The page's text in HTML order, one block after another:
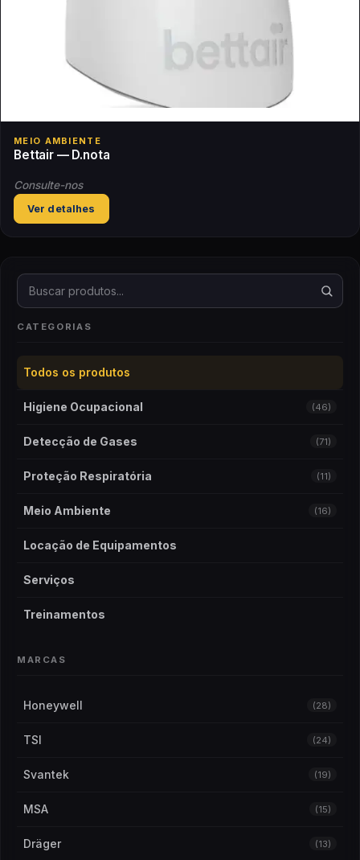
Buscar produtos
CATEGORIAS
Todos os produtos
Higiene Ocupacional (46)
Detecção de Gases (71)
Proteção Respiratória (11)
Meio Ambiente (16)
Locação de Equipamentos
Serviços
Treinamentos
MARCAS
Honeywell (28)
TSI (24)
Svantek (19)
MSA (15)
Dräger (13)
MEIO AMBIENTE
Bettair — D.nota
Consulte-nos
Ver detalhes